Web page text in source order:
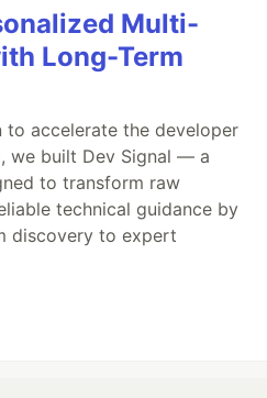
Multi-
Long-Term
accelerate the developer
we built Dev Signal — a
to transform raw
technical guidance by
discovery to expert